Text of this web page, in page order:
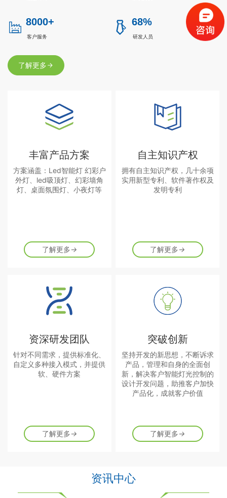
8000+
客户服务
68%
研发人员
了解更多
丰富产品方案
方案涵盖：Led智能灯 幻彩户
外灯、led吸顶灯、幻彩墙角
灯、桌面氛围灯、小夜灯等
了解更多→
自主知识产权
拥有自主知识产权，几十余项
实用新型专利、软件著作权及
发明专利
了解更多→
资深研发团队
针对不同需求，提供标准化、
自定义多种接入模式，并提供
软、硬件方案
了解更多→
突破创新
坚持开发的新思想，不断诉求
产品，管理和自身的全面创
新，解决客户智能灯光控制的
设计开发问题，助推客户加快
产品化，成就客户价值
了解更多→
资讯中心